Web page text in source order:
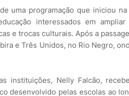
uma programação que iniciou
interessados em
e trocas culturais. Após a
e Três Unidos, no Rio Negro,
instituições, Nelly Falcão,
desenvolvido pelas escolas ao